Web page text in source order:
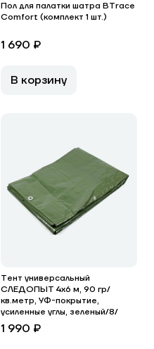
Пол для палатки шатра BTrace
Comfort (комплект 1 шт.)
1 690 ₽
В корзину
Тент универсальный
СЛЕДОПЫТ 4x6 м, 90 гр/
кв.метр, УФ-покрытие,
усиленные углы, зеленый/8/
1 990 ₽